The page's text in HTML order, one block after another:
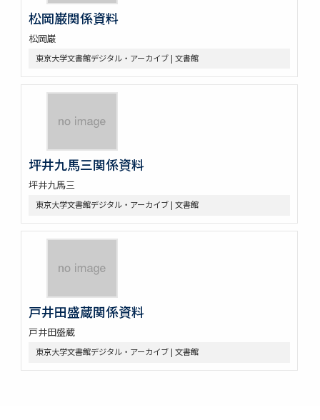
松岡巌関係資料
松岡巌
東京大学文書館デジタル・アーカイブ | 文書館
坪井九馬三関係資料
坪井九馬三
東京大学文書館デジタル・アーカイブ | 文書館
戸井田盛蔵関係資料
戸井田盛蔵
東京大学文書館デジタル・アーカイブ | 文書館